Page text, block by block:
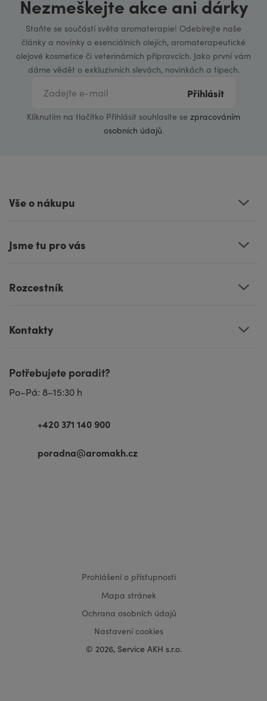
Nezmeškejte akce ani dárky
Staňte se součástí světa aromaterapie! Odebírejte naše
články a novinky o esenciálních olejích, aromaterapeutické
olejové kosmetice či veterinárních přípravcích. Jako první vám
dáme vědět o exkluzivních slevách, novinkách a tipech.
Přihlásit
Kliknutím na tlačítko Přihlásit souhlasíte se zpracováním
osobních údajů.
Vše o nákupu
Jsme tu pro vás
Rozcestník
Kontakty
Potřebujete poradit?
Po–Pá: 8–15:30 h
+420 371 140 900
poradna@aromakh.cz
Prohlášení o přístupnosti
Mapa stránek
Ochrana osobních údajů
Nastavení cookies
© 2026, Service AKH s.r.o.